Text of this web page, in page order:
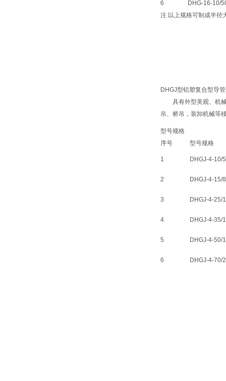
6
DHG-16-10/
注 以上规格可制成半径
DHGJ型铝塑复合型导
具有外型美观、机械
吊、桥吊，装卸机械等
型号规格
序号
型号规格
1 DHGJ-4-10/
2 DHGJ-4-15/
3 DHGJ-4-25/
4 DHGJ-4-35/
5 DHGJ-4-50/
6 DHGJ-4-70/